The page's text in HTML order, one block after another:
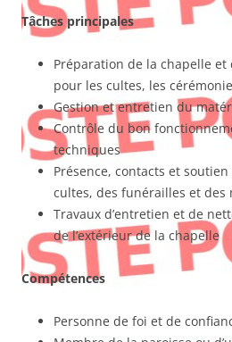
Tâches principales
Préparation de la chapelle et
pour les cultes, les
Gestion et entretien du
Contrôle du bon
techniques
Présence, contacts et
cultes, des funérailles et des
Travaux d’entretien et de
de l’extérieur de la chapelle
Compétences
Personne de foi et de